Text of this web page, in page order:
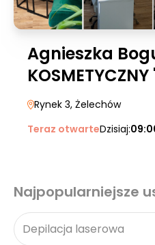
Agnieszka
Rynek 3, Żelechów
Teraz otwarteDzisiaj:
Najpopularniejsze
Depilacja laserowa